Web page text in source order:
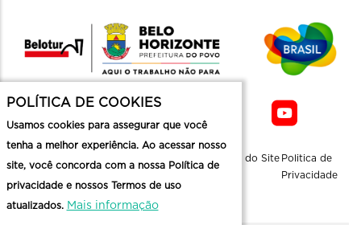
Mapa do Site Politica de
Privacidade
POLÍTICA DE COOKIES
Usamos cookies para assegurar que você
tenha a melhor experiência. Ao acessar nosso
site, você concorda com a nossa Política de
privacidade e nossos Termos de uso
atualizados. Mais informação